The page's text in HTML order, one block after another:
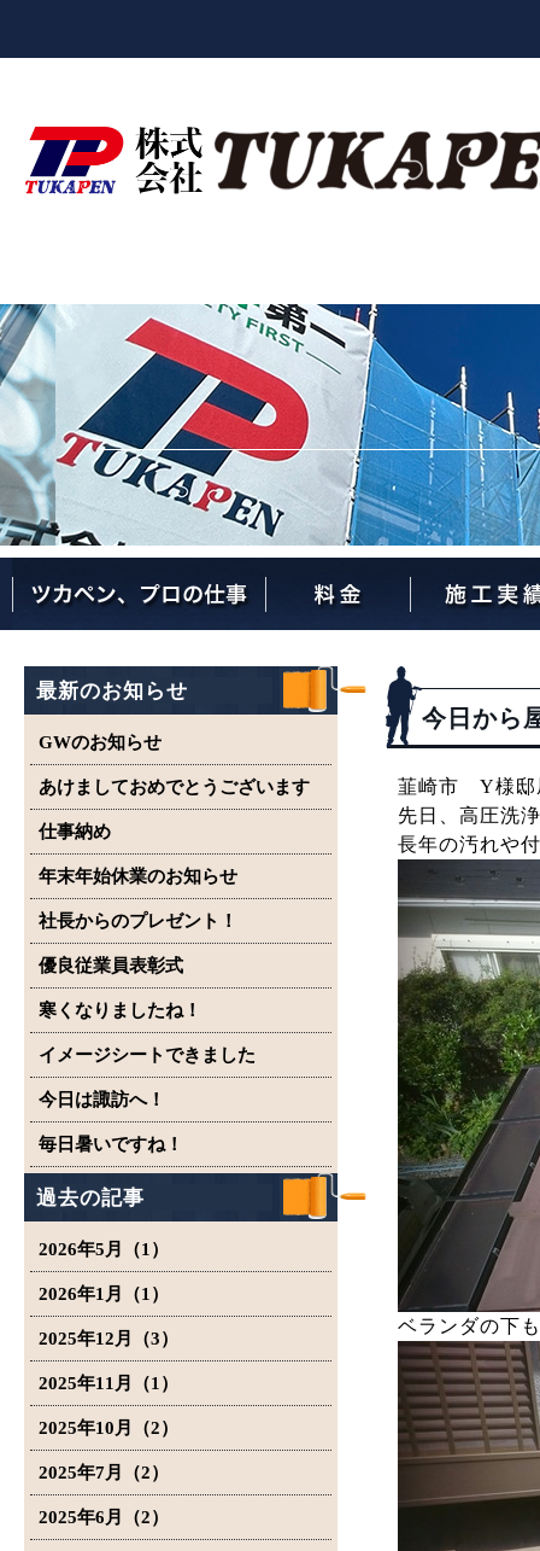
最新のお知らせ
GWのお知らせ
あけましておめでとうございます
仕事納め
年末年始休業のお知らせ
社長からのプレゼント！
優良従業員表彰式
寒くなりましたね！
イメージシートできました
今日は諏訪へ！
毎日暑いですね！
過去の記事
2026年5月（1）
2026年1月（1）
2025年12月（3）
2025年11月（1）
2025年10月（2）
2025年7月（2）
2025年6月（2）
今日から
韮崎市 Y様邸
先日、高圧洗
長年の汚れや
ベランダの下